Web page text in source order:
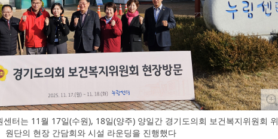
터는 11월 17일(수원), 18일(양주) 양일간 경기도의회 보건복지위원회 위
원단의 현장 간담회와 시설 라운딩을 진행했다